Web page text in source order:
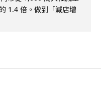
1.4 倍。做到「減店增